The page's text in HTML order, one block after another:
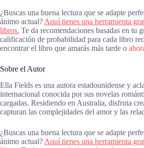
¿Buscas una buena lectura que se adapte
ánimo actual? Aquí tienes una herramienta
libros. Te da recomendaciones basadas en tu
calificación de probabilidad para cada libro
encontrar el libro que amarás más tarde o
Sobre el Autor
Ella Fields es una autora estadounidense y
internacional conocida por sus novelas
cargadas. Residiendo en Australia, disfruta
capturan las complejidades del amor y las
¿Buscas una buena lectura que se adapte
ánimo actual? Aquí tienes una herramienta